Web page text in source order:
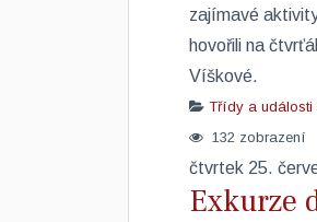
zajímavé
hovořili na
Víškové.
Třídy a události
132 zobrazení
čtvrtek 25.
Exkurze